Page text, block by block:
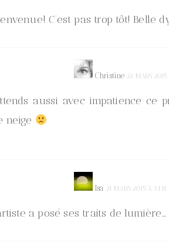
C’est pas trop tôt! Belle
Christine 22 MARS
aussi avec impatience ce
neige
Isa 21 MARS 2015 À 14
a posé ses traits de